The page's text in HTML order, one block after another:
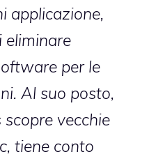
applicazione,
eliminare
per le
Al suo posto,
vecchie
tiene conto